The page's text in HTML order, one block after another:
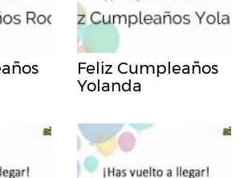
Feliz Cumpleaños
Yolanda